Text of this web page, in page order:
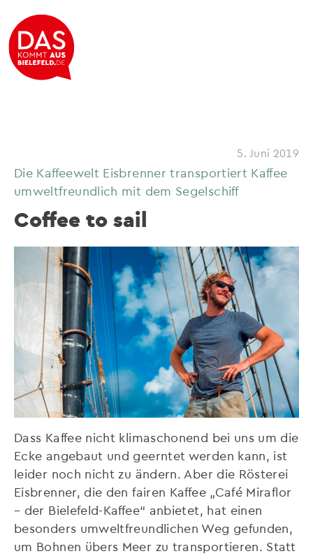
5. Juni 2019
Die Kaffeewelt Eisbrenner transportiert Kaffee
umweltfreundlich mit dem Segelschiff
Coffee to sail
Dass Kaffee nicht klimaschonend bei uns um die
Ecke angebaut und geerntet werden kann, ist
leider noch nicht zu ändern. Aber die Rösterei
Eisbrenner, die den fairen Kaffee „Café Miraflor
– der Bielefeld-Kaffee“ anbietet, hat einen
besonders umweltfreundlichen Weg gefunden,
um Bohnen übers Meer zu transportieren. Statt